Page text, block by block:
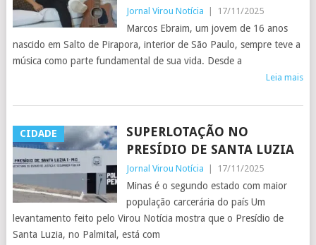
Jornal Virou Notícia 17/11/2025
Marcos Ebraim, um jovem de 16 anos
nascido em Salto de Pirapora, interior de São Paulo, sempre teve a
música como parte fundamental de sua vida. Desde a
Leia mais
CIDADE
SUPERLOTAÇÃO NO
PRESÍDIO DE SANTA LUZIA
Jornal Virou Notícia 17/11/2025
Minas é o segundo estado com maior
população carcerária do país Um
levantamento feito pelo Virou Notícia mostra que o Presídio de
Santa Luzia, no Palmital, está com